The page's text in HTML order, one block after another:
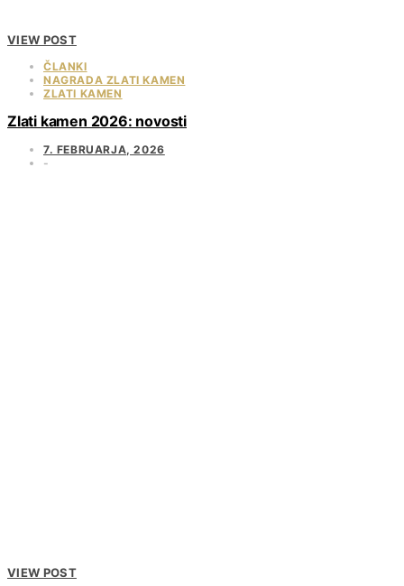
VIEW POST
ČLANKI
NAGRADA ZLATI KAMEN
ZLATI KAMEN
Zlati kamen 2026: novosti
7. FEBRUARJA, 2026
VIEW POST